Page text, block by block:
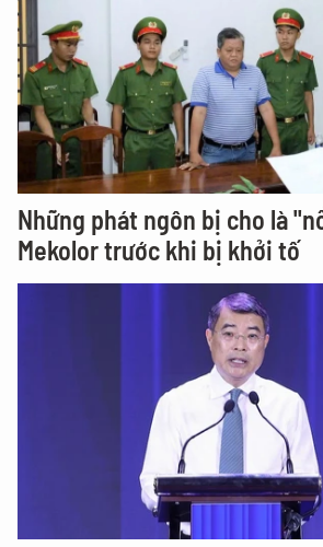
Những phát ngôn bị cho là
Mekolor trước khi bị khởi tố